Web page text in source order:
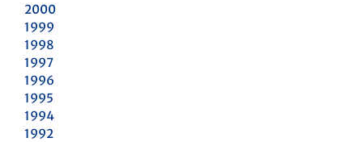
2000
1999
1998
1997
1996
1995
1994
1992